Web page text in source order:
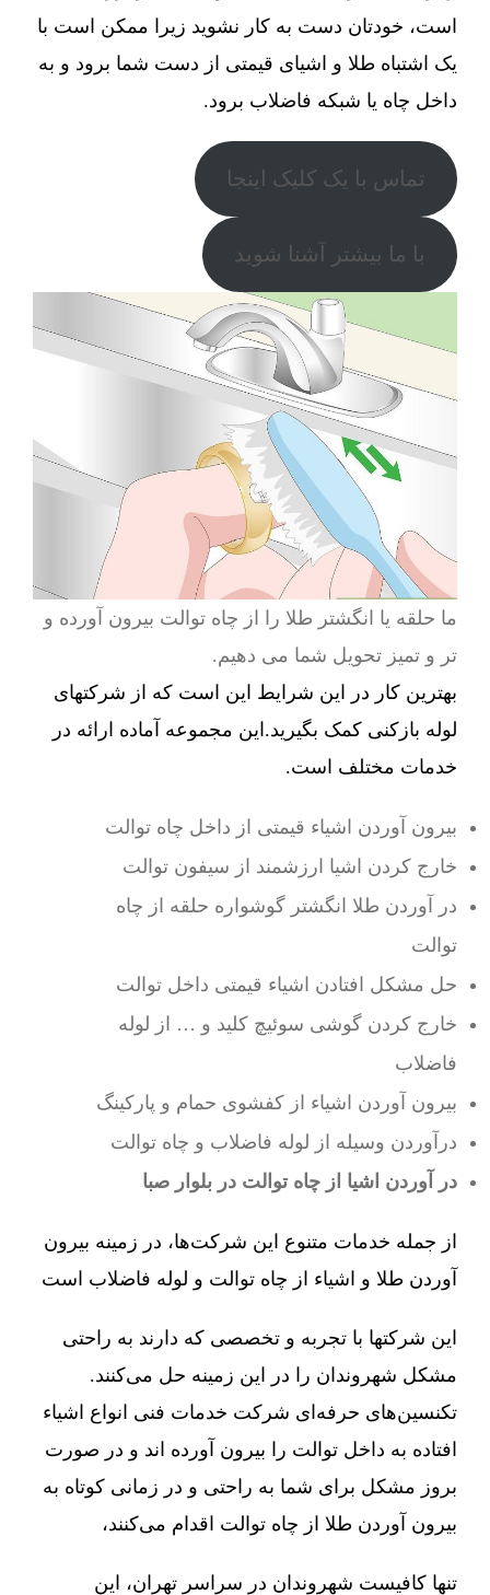
است، خودتان دست به کار نشوید زیرا ممکن است با
یک اشتباه طلا و اشیای قیمتی از دست شما برود و به
داخل چاه یا شبکه فاضلاب برود.
تماس با یک کلیک اینجا
با ما بیشتر آشنا شوید
ما حلقه یا انگشتر طلا را از چاه توالت بیرون آورده و
تر و تمیز تحویل شما می دهیم.
بهترین کار در این شرایط این است که از شرکتهای
لوله بازکنی کمک بگیرید.این مجموعه آماده ارائه در
خدمات مختلف است.
بیرون آوردن اشیاء قیمتی از داخل چاه توالت
خارج کردن اشیا ارزشمند از سیفون توالت
در آوردن طلا انگشتر گوشواره حلقه از چاه
توالت
حل مشکل افتادن اشیاء قیمتی داخل توالت
خارج کردن گوشی سوئیچ کلید و … از لوله
فاضلاب
بیرون آوردن اشیاء از کفشوی حمام و پارکینگ
درآوردن وسیله از لوله فاضلاب و چاه توالت
در آوردن اشیا از چاه توالت در بلوار صبا
از جمله خدمات متنوع این شرکت‌ها، در زمینه بیرون
آوردن طلا و اشیاء از چاه توالت و لوله فاضلاب است
این شرکتها با تجربه و تخصصی که دارند به راحتی
مشکل شهروندان را در این زمینه حل می‌کنند.
تکنسین‌های حرفه‌ای شرکت خدمات فنی انواع اشیاء
افتاده به داخل توالت را بیرون آورده اند و در صورت
بروز مشکل برای شما به راحتی و در زمانی کوتاه به
بیرون آوردن طلا از چاه توالت اقدام می‌کنند،
تنها کافیست شهروندان در سراسر تهران، این